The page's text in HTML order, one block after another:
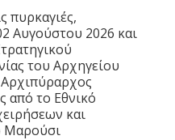
πυρκαγιές,
Αυγούστου 2026 και
του Αρχηγείου
από το Εθνικό
και
Μαρούσι